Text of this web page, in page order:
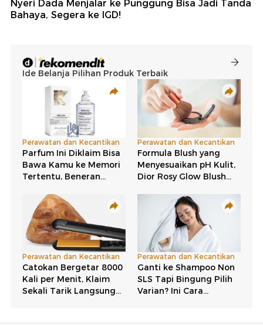
Nyeri Dada Menjalar ke Punggung Bisa Jadi Tanda
Bahaya, Segera ke IGD!